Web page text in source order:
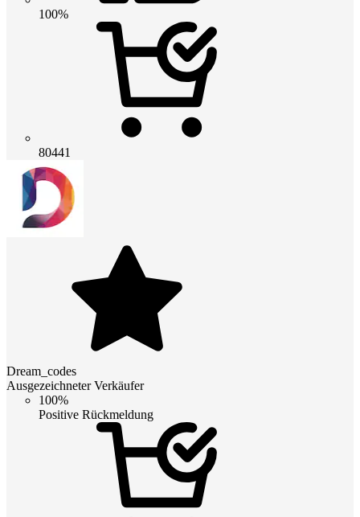
100%
80441
Dream_codes
Ausgezeichneter Verkäufer
100%
Positive Rückmeldung